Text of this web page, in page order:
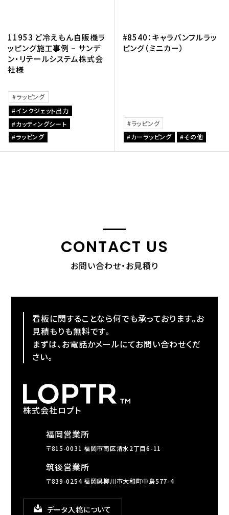
11953 ど冷えもん自販機ラ
ッピング施工事例 – サンデ
ン・リテールシステム株式会
社様
ラッピング
インクジェット出力
カッティングシート
ラッピング
#8540：キャラバンフルラッ
ピング（ミニカー）
ラッピング
カーラッピング
その他
CONTACT US
お問い合わせ・お見積り
看板に関することなら何でも承っております。お
見積もりも無料です。
まずは、お電話かメールにてお問い合わせくだ
さい。
株式会社ロプト
福岡営業所
〒815-0031 福岡市南区清水2丁目6-11
筑後営業所
〒839-0254 福岡県柳川市大和町中島577-4
データ入稿について